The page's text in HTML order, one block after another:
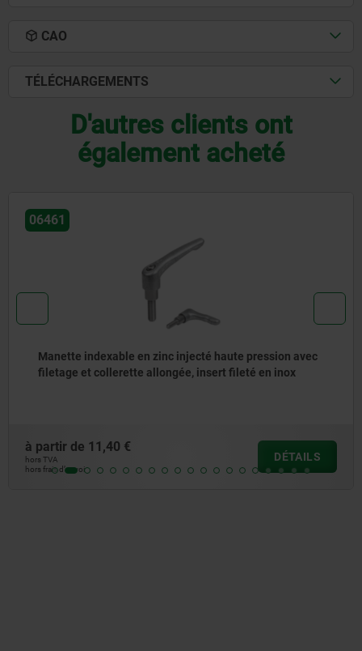
CAO
TÉLÉCHARGEMENTS
D'autres clients ont
également acheté
pression avec
en inox
DÉTAILS
Manette indexable en plastique
fonction de sécurité, insert
8,70 €
hors frais d’envoi